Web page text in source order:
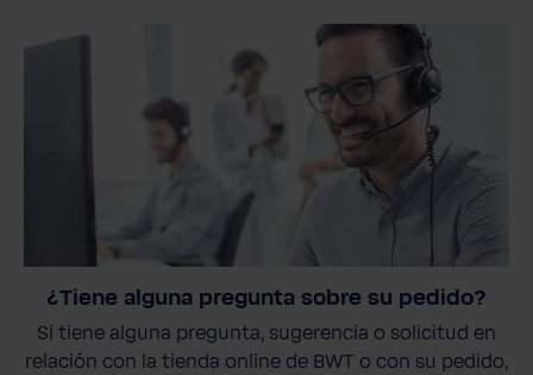
¿Tiene alguna pregunta sobre su pedido?
Si tiene alguna pregunta, sugerencia o solicitud en
relación con la tienda online de BWT o con su pedido,